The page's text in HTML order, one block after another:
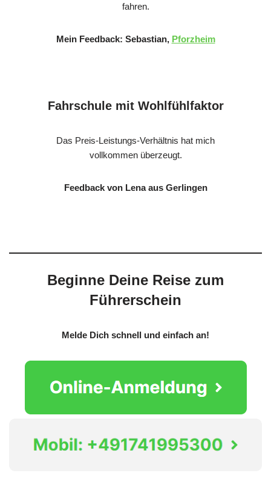
fahren.
Mein Feedback: Sebastian, Pforzheim
Fahrschule mit Wohlfühlfaktor
Das Preis-Leistungs-Verhältnis hat mich
vollkommen überzeugt.
Feedback von Lena aus Gerlingen
Beginne Deine Reise zum
Führerschein
Melde Dich schnell und einfach an!